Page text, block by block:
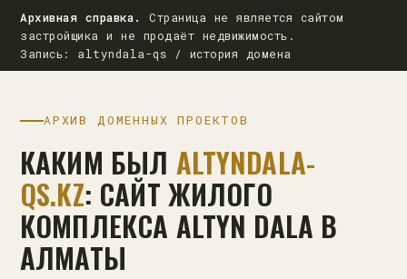
Архивная справка.
Страница не является сайтом
застройщика и не продаёт недвижимость.
Запись: altyndala-qs / история домена
АРХИВ ДОМЕННЫХ ПРОЕКТОВ
КАКИМ БЫЛ ALTYNDALA-
QS.KZ: САЙТ ЖИЛОГО
КОМПЛЕКСА ALTYN DALA В
АЛМАТЫ